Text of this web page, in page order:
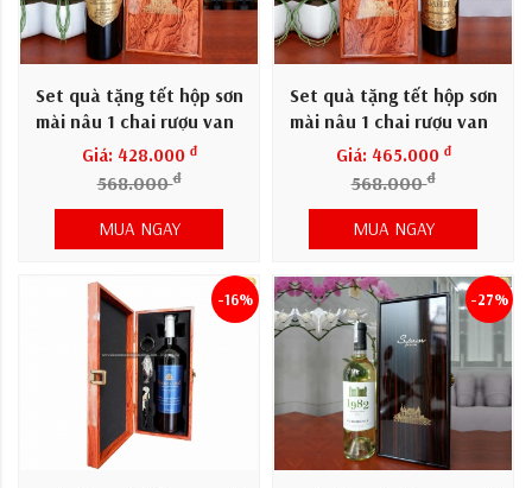
Set quà tặng tết hộp sơn
mài nâu 1 chai rượu vang
Pháp Quentin
Giá: 428.000 đ
568.000đ
MUA NGAY
Set quà tặng tết hộp sơn
mài nâu 1 chai rượu vang
Pháp Amelie
Giá: 465.000 đ
568.000đ
MUA NGAY
-16% -27%